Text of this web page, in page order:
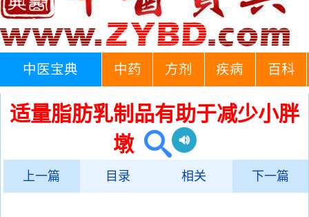
中医宝典 中药 方剂 疾病 百科
适量脂肪乳制品有助于减少小胖
墩
上一篇 目录 相关 下一篇